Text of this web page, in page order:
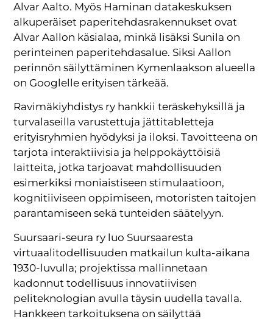
Alvar Aalto. Myös Haminan datakeskuksen
alkuperäiset paperitehdasrakennukset ovat
Alvar Aallon käsialaa, minkä lisäksi Sunila on
perinteinen paperitehdasalue. Siksi Aallon
perinnön säilyttäminen Kymenlaakson alueella
on Googlelle erityisen tärkeää.
Ravimäkiyhdistys ry hankkii teräskehyksillä ja
turvalaseilla varustettuja jättitabletteja
erityisryhmien hyödyksi ja iloksi. Tavoitteena on
tarjota interaktiivisia ja helppokäyttöisiä
laitteita, jotka tarjoavat mahdollisuuden
esimerkiksi moniaistiseen stimulaatioon,
kognitiiviseen oppimiseen, motoristen taitojen
parantamiseen sekä tunteiden säätelyyn.
Suursaari-seura ry luo Suursaaresta
virtuaalitodellisuuden matkailun kulta-aikana
1930-luvulla; projektissa mallinnetaan
kadonnut todellisuus innovatiivisen
peliteknologian avulla täysin uudella tavalla.
Hankkeen tarkoituksena on säilyttää